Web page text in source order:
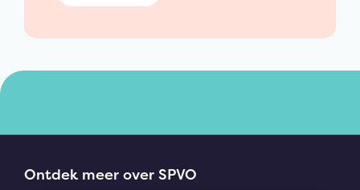
Ontdek meer over SPVO